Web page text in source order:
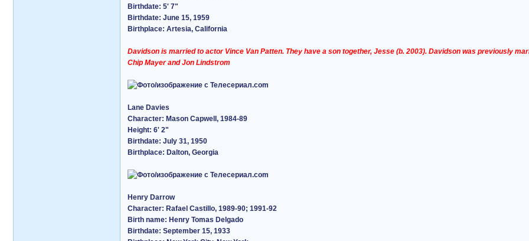
Birthdate: 5' 7"
Birthdate: June 15, 1959
Birthplace: Artesia, California
Davidson is married to actor Vince Van Patten. They have a son together, Jesse (b. 2003). Davidson was previously
Chip Mayer and Jon Lindstrom
Lane Davies
Character: Mason Capwell, 1984-89
Height: 6' 2"
Birthdate: July 31, 1950
Birthplace: Dalton, Georgia
Henry Darrow
Character: Rafael Castillo, 1989-90; 1991-92
Birth name: Henry Tomas Delgado
Birthdate: September 15, 1933